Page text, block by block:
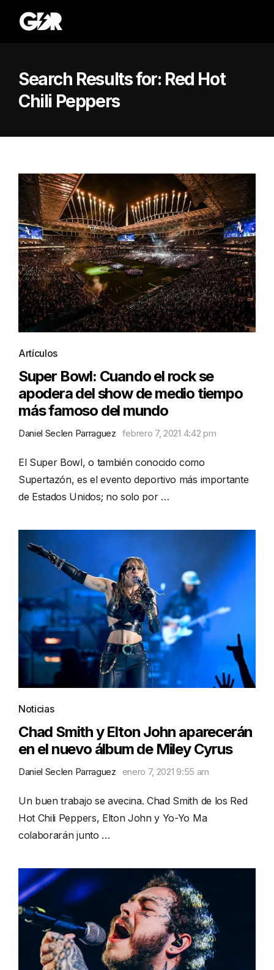
Search Results for: Red Hot
Chili Peppers
Artículos
Super Bowl: Cuando el rock se
apodera del show de medio tiempo
más famoso del mundo
Daniel Seclen Parraguez febrero 7, 2021 4:42 pm
El Super Bowl, o también conocido como
Supertazón, es el evento deportivo más importante
de Estados Unidos; no solo por …
Noticias
Chad Smith y Elton John aparecerán
en el nuevo álbum de Miley Cyrus
Daniel Seclen Parraguez enero 7, 2021 9:55 am
Un buen trabajo se avecina. Chad Smith de los Red
Hot Chili Peppers, Elton John y Yo-Yo Ma
colaborarán junto …